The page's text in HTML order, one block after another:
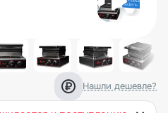
Нашли дешевле?